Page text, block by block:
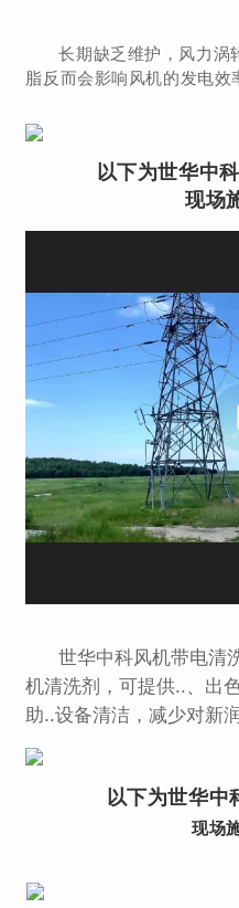
长期缺乏维护，风力涡
脂反而会影响风机的发电效
以下为世华中科
现场
世华中科风机带电清
机清洗剂，可提供..、出
助..设备清洁，减少对新
以下为世华中
现场